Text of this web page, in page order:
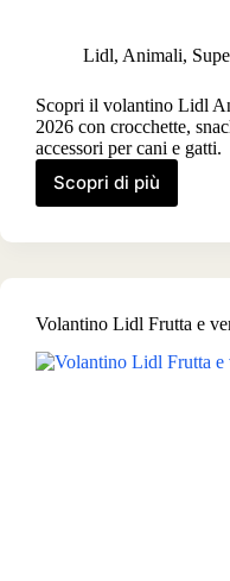
Lidl, Animali,
Scopri il volantino Lidl
2026 con crocchette,
accessori per cani e gatti.
Scopri di più
Volantino
Lidl
Animali
6
2026
Volantino Lidl Frutta e